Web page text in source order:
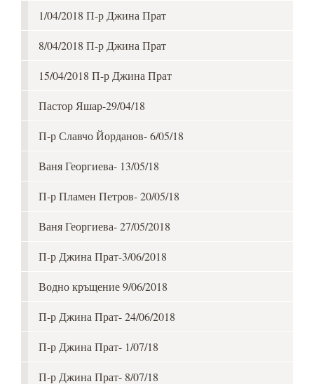
1/04/2018 П-р Джина Прат
8/04/2018 П-р Джина Прат
15/04/2018 П-р Джина Прат
Пастор Яшар-29/04/18
П-р Славчо Йорданов- 6/05/18
Ваня Георгиева- 13/05/18
П-р Пламен Петров- 20/05/18
Ваня Георгиева- 27/05/2018
П-р Джина Прат-3/06/2018
Водно кръщение 9/06/2018
П-р Джина Прат- 24/06/2018
П-р Джина Прат- 1/07/18
П-р Джина Прат- 8/07/18